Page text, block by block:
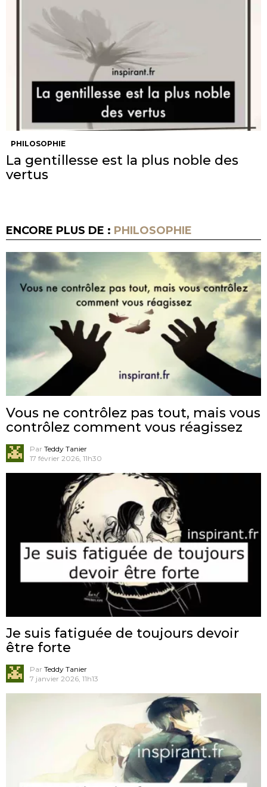
PHILOSOPHIE
La gentillesse est la plus noble des
vertus
ENCORE PLUS DE : PHILOSOPHIE
Vous ne contrôlez pas tout, mais vous
contrôlez comment vous réagissez
Par Teddy Tanier
17 février 2026, 11h30
Je suis fatiguée de toujours devoir
être forte
Par Teddy Tanier
7 janvier 2026, 11h13